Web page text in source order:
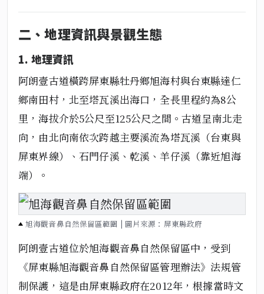
二、地理資訊與景觀生態
1. 地理資訊
阿朗壹古道橫跨屏東縣牡丹鄉旭海村與台東縣達仁
鄉南田村，北至塔瓦溪出海口 ，全長里程約為8公
里 ，海拔介於5公尺至125公尺之間。古道呈南北走
向，由北向南依次跨越主要溪流為塔瓦溪 （台東與
屏東界線）、 石門仔溪、乾溪、羊仔溪 （靠近旭海
端）。
旭海觀音鼻自然保留區範圍 | 圖片來源：屏東縣政府
阿朗壹古道位於旭海觀音鼻自然保留區中，受到
《屏東縣旭海觀音鼻自然保留區管理辦法》法規管
制保護，這是由屏東縣政府在2012年，根據當時文